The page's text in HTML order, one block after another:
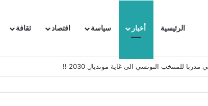
الرئيسية أخبار سياسة اقتصاد ثقافة
الفرنسية بتونس وتبلغها احتجاجا شديد اللهجة !!